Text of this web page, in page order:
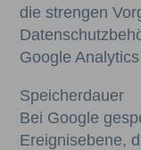
die strengen
Google
Speicherdauer
Bei Google
Ereignisebene,